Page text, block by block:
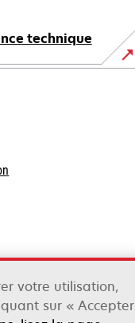
technique
votre utilisation,
sur « Accepter